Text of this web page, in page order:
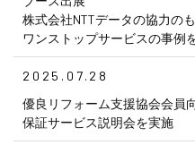
株式会社NTTデータの協力の
ワンストップサービスの事例
2025.07.28
優良リフォーム支援協会会員
保証サービス説明会を実施